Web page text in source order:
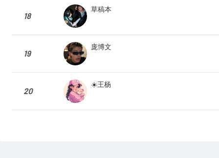
18
草稿本
19
庞博文
20
☀️王杨